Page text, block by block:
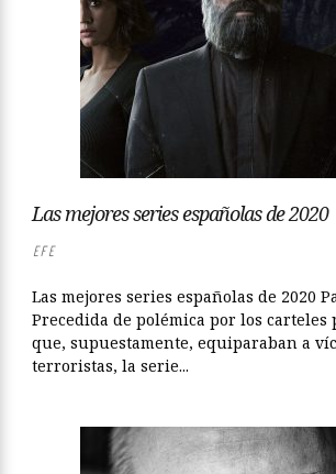
Las mejores series españolas de 2020
EFE
Las mejores series españolas de 2020
Precedida de polémica por los carteles
que, supuestamente, equiparaban a
terroristas, la serie...